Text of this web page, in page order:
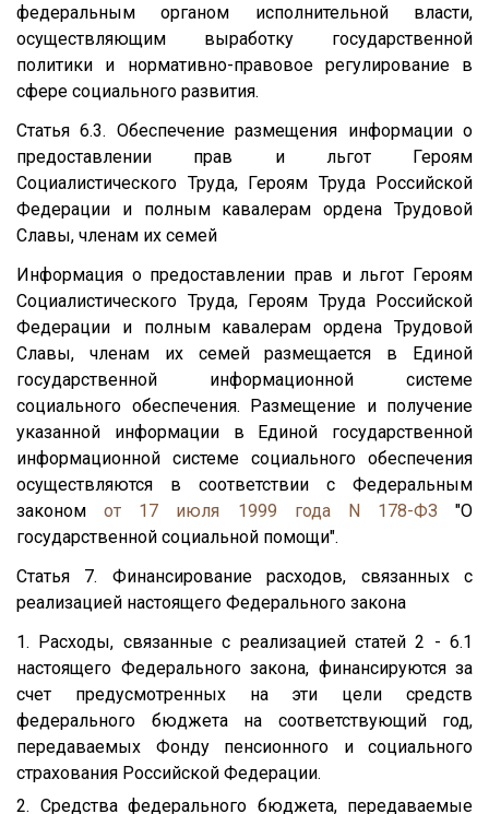
федеральным органом исполнительной власти,
осуществляющим выработку государственной
политики и нормативно-правовое регулирование в
сфере социального развития.
Статья 6.3. Обеспечение размещения информации о
предоставлении прав и льгот Героям
Социалистического Труда, Героям Труда Российской
Федерации и полным кавалерам ордена Трудовой
Славы, членам их семей
Информация о предоставлении прав и льгот Героям
Социалистического Труда, Героям Труда Российской
Федерации и полным кавалерам ордена Трудовой
Славы, членам их семей размещается в Единой
государственной информационной системе
социального обеспечения. Размещение и получение
указанной информации в Единой государственной
информационной системе социального обеспечения
осуществляются в соответствии с Федеральным
закономот 17 июля 1999 года N 178-ФЗ "О
государственной социальной помощи".
Статья 7. Финансирование расходов, связанных с
реализацией настоящего Федерального закона
1. Расходы, связанные с реализацией статей 2 - 6.1
настоящего Федерального закона, финансируются за
счет предусмотренных на эти цели средств
федерального бюджета на соответствующий год,
передаваемых Фонду пенсионного и социального
страхования Российской Федерации.
2. Средства федерального бюджета, передаваемые